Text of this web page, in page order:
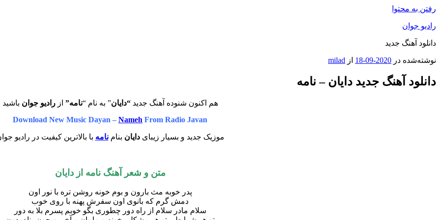
رفتن به محتوا
رادیو جوان
دانلود آهنگ جدید
نوشته‌شده در 2020-09-18 از milad
دانلود آهنگ جدید دایان – نامه
هم اکنون شنوده آهنگ جدید“دایان” به نام “نامه” ازرادیو جوان باشید
Download New Music Dayan – Nameh From Radio Javan
موزیک جدید و بسیار زیبایدایان بنامنامه با بالاترین کیفیت در رادیو
متن و شعر آهنگ نامه از دایان
پدر خوبه مث بارون و بوم خونه روشن تره با نور اون
دمش گرم که بانوی اون سفرش پهنه با روی خوب
سلام مادر سلام از راه دور چطوری بگو خوبم پسرم بلا به دور